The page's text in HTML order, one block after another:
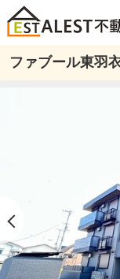
ファブール東羽